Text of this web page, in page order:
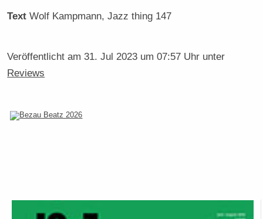
Text Wolf Kampmann, Jazz thing 147
Veröffentlicht am31. Jul 2023 um 07:57 Uhr unter
Reviews